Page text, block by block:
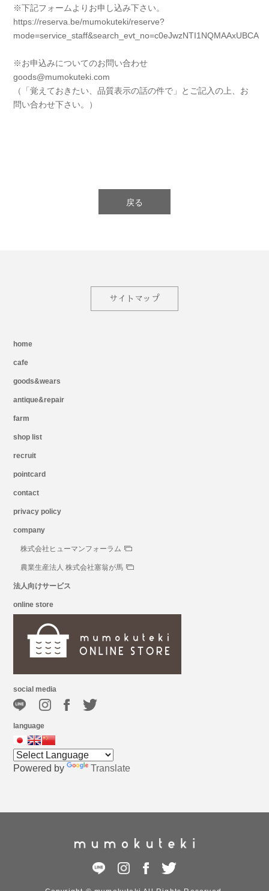
※下記フォームよりお申し込み下さい。
https://reserva.be/mumokuteki/reserve?
mode=service_staff&search_evt_no=c0eJwzNTI1NQMAAxUBCA
※お申込みについてのお問い合わせ
goods@mumokuteki.com
（「覚えておきたい、品質表示の話の件で」とご記入の上、お
問い合わせ下さい。）
戻る
サイトマップ
home
cafe
goods&wears
antique&repair
farm
shop list
recruit
pointcard
contact
privacy policy
company
株式会社ヒューマンフォーラム
農業生産法人 株式会社塞翁が馬
法人向けサービス
online store
social media
language
Powered by Translate